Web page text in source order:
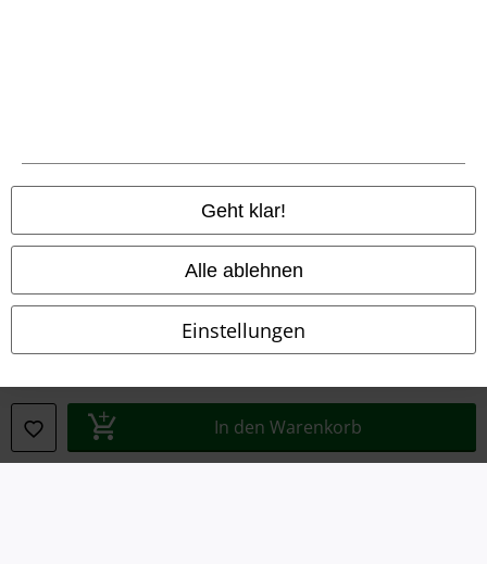
Geht klar!
Alle ablehnen
Einstellungen
In den Warenkorb
Datenschutz
Entsorgung und Umweltschutz
Information zur Barrierefreiheit
Cookie-Einstellungen
Vertrag widerrufen